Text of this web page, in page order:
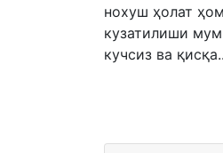
нохуш ҳолат
кузатилиши
кучсиз ва